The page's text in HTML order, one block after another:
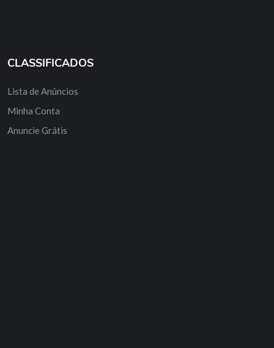
CLASSIFICADOS
Lista de Anúncios
Minha Conta
Anuncie Grátis